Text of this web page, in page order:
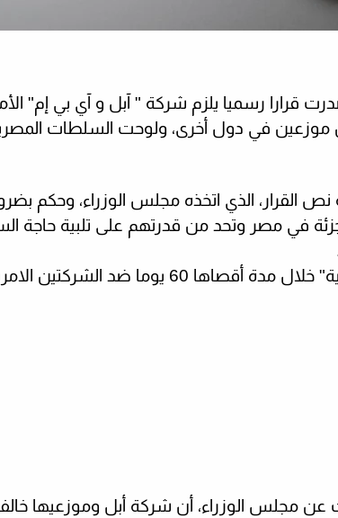
قرارا رسميا يلزم شركة " آبل و آي بي إم"
موزعين في دول أخرى، ولوحت السلطات
القرار، الذي اتخذه مجلس الوزراء، وحكم
في مصر وتحد من قدرتهم على تلبية
وهدد القرار بـ "تحريك دعوى جنائية" خلال مدة
عنمجلس الوزراء، أن شركة أبل وموزعيها